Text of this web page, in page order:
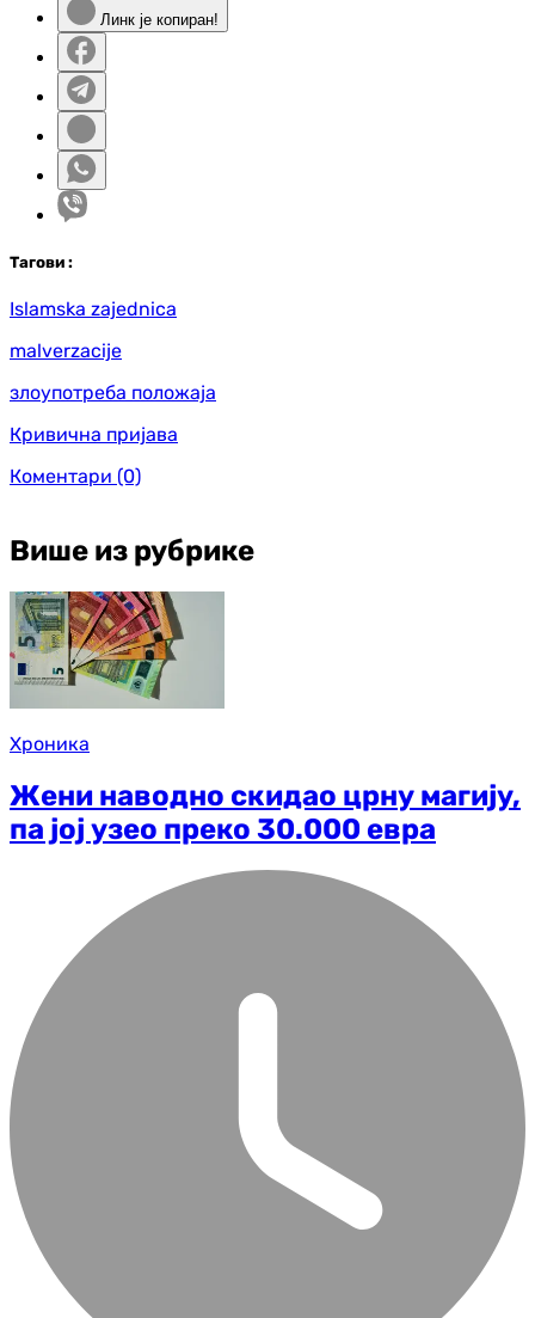
Линк је копиран!
Тагови :
Islamska zajednica
malverzacije
злоупотреба положаја
Кривична пријава
Коментари (0)
Више из рубрике
Хроника
Жени наводно скидао црну магију,
па јој узео преко 30.000 евра